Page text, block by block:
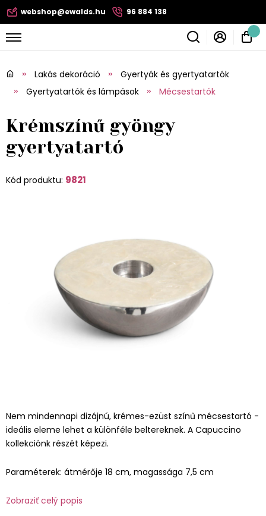
webshop@ewalds.hu 96 884 138
Lakás dekoráció
Gyertyák és gyertyatartók
Gyertyatartók és lámpások
Mécsestartók
Krémszínű gyöngy
gyertyatartó
Kód produktu: 9821
Nem mindennapi dizájnú, krémes-ezüst színű mécsestartó -
ideális eleme lehet a különféle beltereknek. A Capuccino
kollekciónk részét képezi.
Paraméterek: átmérője 18 cm, magassága 7,5 cm
Zobraziť celý popis